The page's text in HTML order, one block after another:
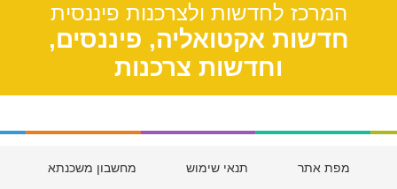
המרכז לחדשות ולצרכנות פיננסית
חדשות אקטואליה, פיננסים,
וחדשות צרכנות
מפת אתר תנאי שימוש מחשבון משכנתא